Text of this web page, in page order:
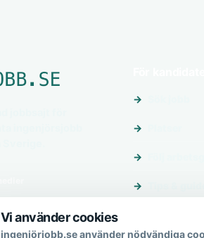
Vi använder cookies
ingenjörjobb.se använder nödvändiga